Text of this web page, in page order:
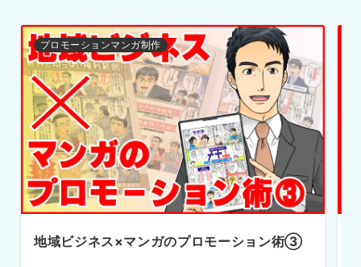
プロモーションマンガ制作
地域ビジネス×マンガのプロモーション術②